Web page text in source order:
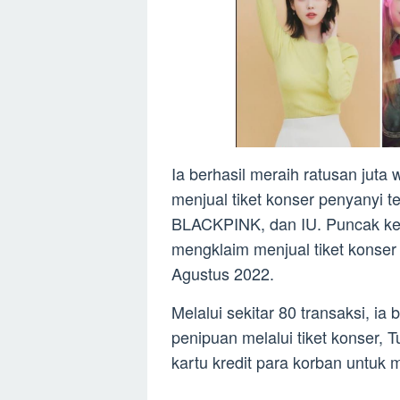
Ia berhasil meraih ratusan juta
menjual tiket konser penyanyi
BLACKPINK, dan IU. Puncak
mengklaim menjual tiket
Agustus 2022.
Melalui sekitar 80 transaksi, ia
penipuan melalui tiket konser,
kartu kredit para korban untuk